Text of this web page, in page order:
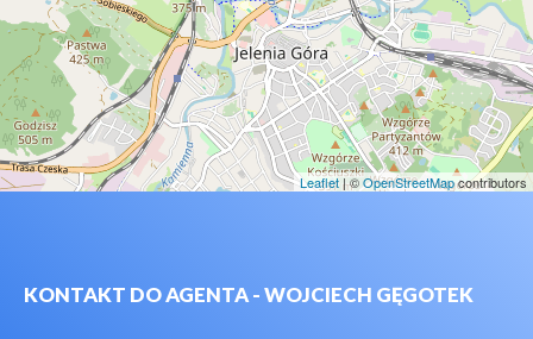
Leaflet| ©OpenStreetMapcontributors
KONTAKT DO AGENTA - WOJCIECH GĘGOTEK